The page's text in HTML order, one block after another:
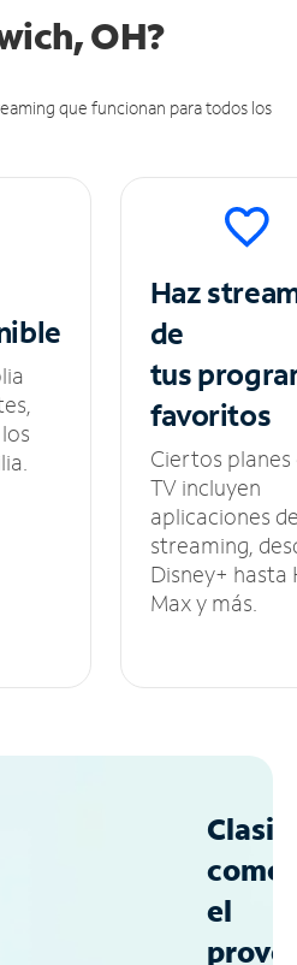
OH?
que funcionan para todos los
Haz
de
tus
favoritos
Ciertos planes
TV incluyen
aplicaciones
streaming,
Disney+ hasta
Max y más.
como
el